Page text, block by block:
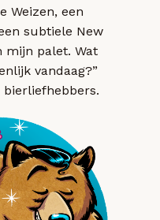
Weizen, een
subtiele New
mijn palet. Wat
vandaag?”